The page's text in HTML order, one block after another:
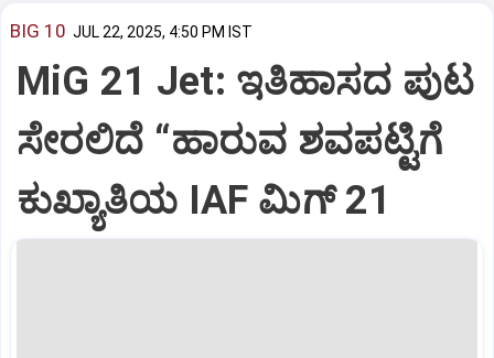
BIG 10 JUL 22, 2025, 4:50 PM IST
MiG 21 Jet: ಇತಿಹಾಸದ ಪುಟ
ಸೇರಲಿದೆ “ಹಾರುವ ಶವಪಟ್ಟಿಗೆ
ಕುಖ್ಯಾತಿಯ IAF ಮಿಗ್‌ 21